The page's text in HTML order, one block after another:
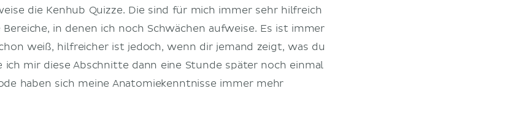
die Kenhub Quizze. Die sind für mich immer sehr hilfreich
in denen ich noch Schwächen aufweise. Es ist immer
weiß, hilfreicher ist jedoch, wenn dir jemand zeigt, was du
mir diese Abschnitte dann eine Stunde später noch einmal
haben sich meine Anatomiekenntnisse immer mehr